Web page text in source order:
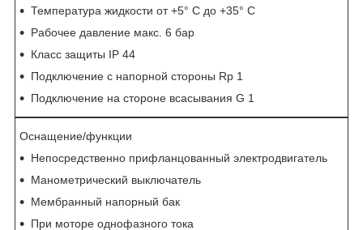
Температура жидкости от +5° C до +35° C
Рабочее давление макс. 6 бар
Класс защиты IP 44
Подключение с напорной стороны Rp 1
Подключение на стороне всасывания G 1
Оснащение/функции
Непосредственно прифланцованный электродвигатель
Манометрический выключатель
Мембранный напорный бак
При моторе однофазного тока